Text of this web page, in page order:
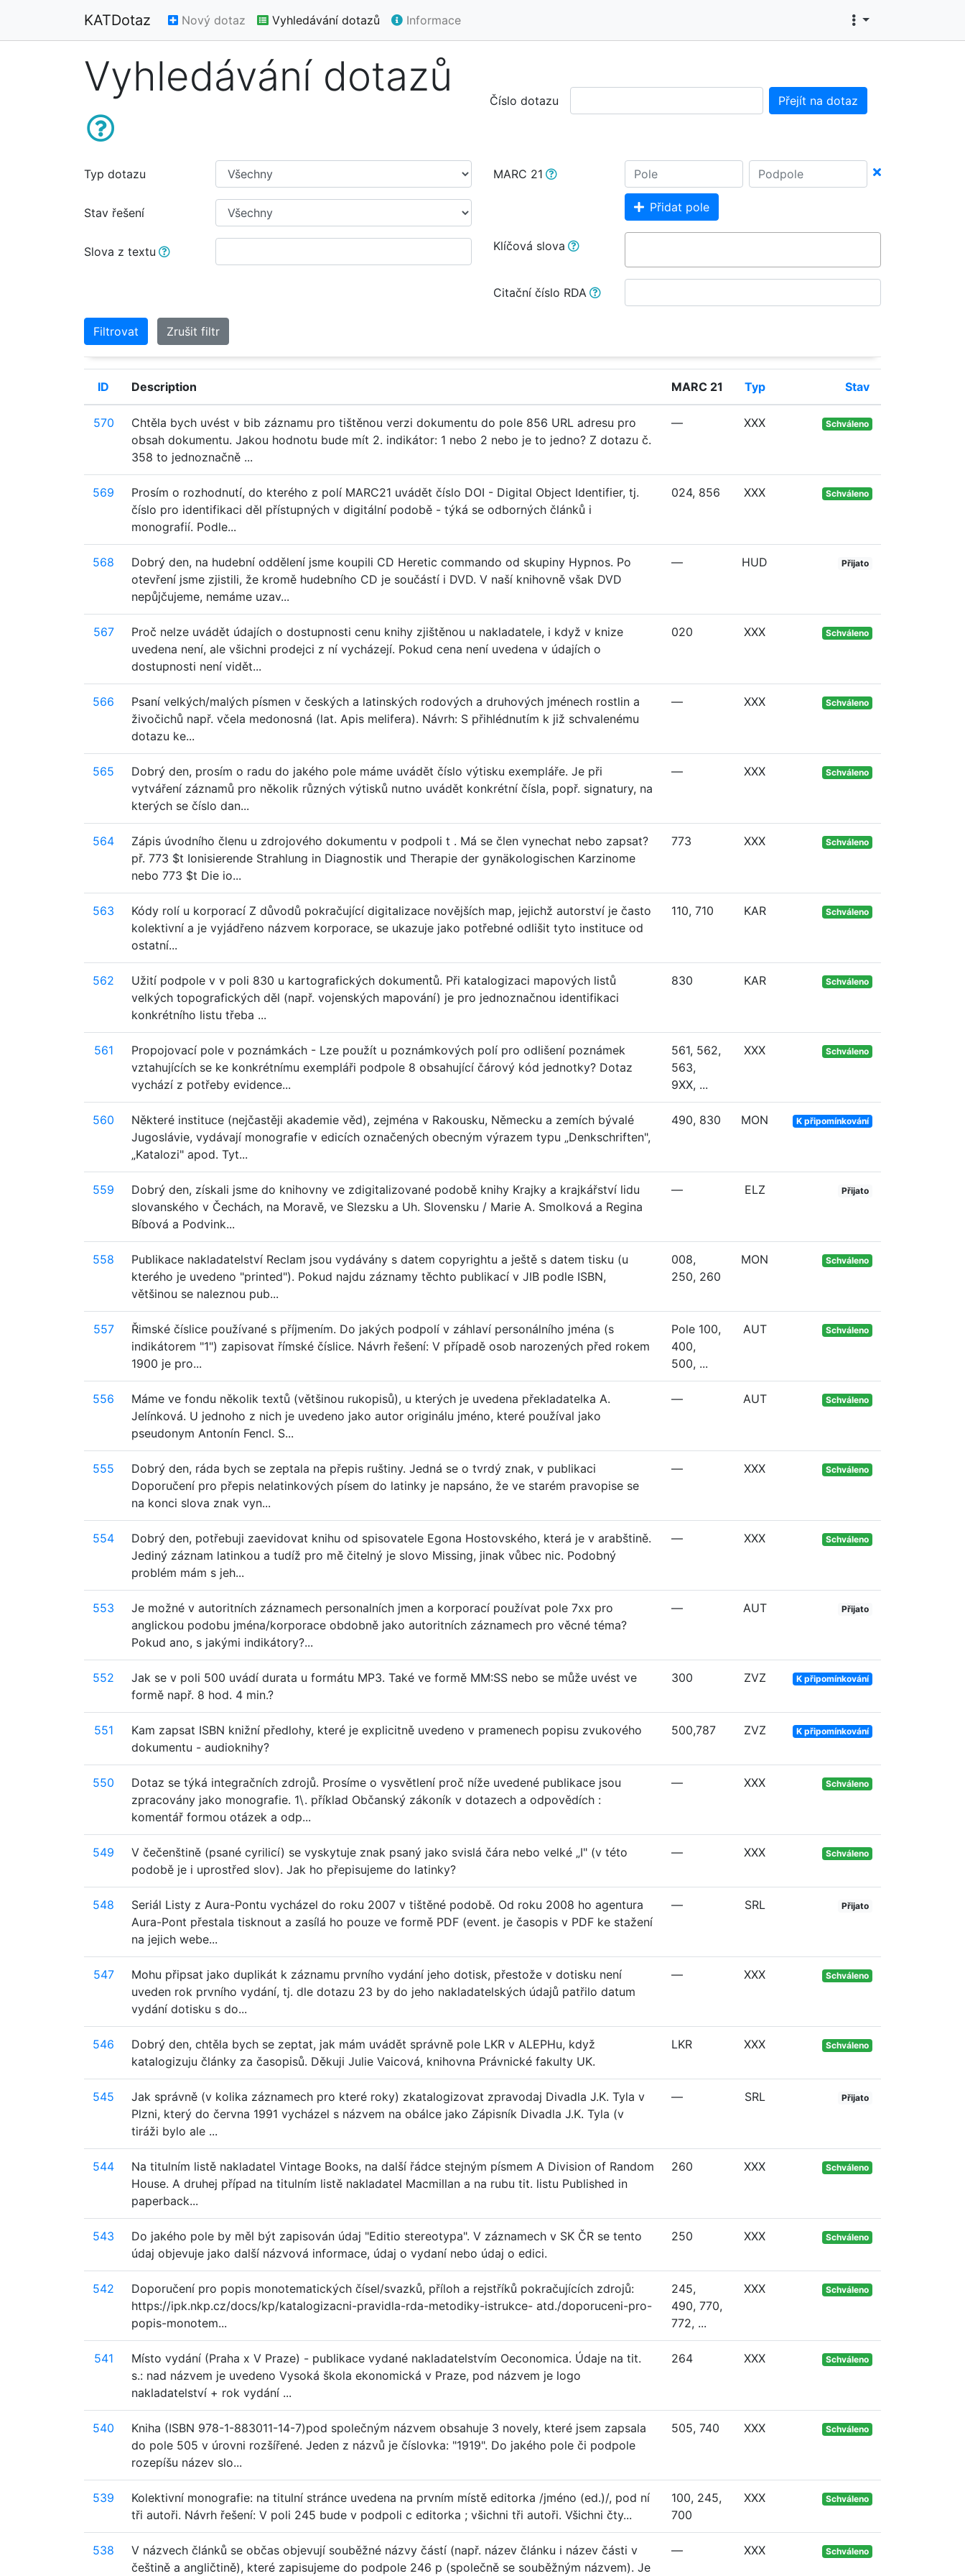
KATDotaz Nový dotaz Vyhledávání dotazů Informace
Vyhledávání dotazů Číslo dotazu Přejít na dotaz
Typ dotazu
Stav řešení
Slova z textu
MARC 21
Přidat pole
Klíčová slova
Citační číslo RDA
Filtrovat Zrušit filtr
ID Description MARC 21 Typ Stav
570
Chtěla bych uvést v bib záznamu pro tištěnou verzi dokumentu do pole 856 URL adresu pro
obsah dokumentu. Jakou hodnotu bude mít 2. indikátor: 1 nebo 2 nebo je to jedno? Z dotazu č.
358 to jednoznačně ...
— XXX Schváleno
569
Prosím o rozhodnutí, do kterého z polí MARC21 uvádět číslo DOI - Digital Object Identifier, tj.
číslo pro identifikaci děl přístupných v digitální podobě - týká se odborných článků i
monografií. Podle...
024, 856 XXX Schváleno
568
Dobrý den, na hudební oddělení jsme koupili CD Heretic commando od skupiny Hypnos. Po
otevření jsme zjistili, že kromě hudebního CD je součástí i DVD. V naší knihovně však DVD
nepůjčujeme, nemáme uzav...
— HUD Přijato
567
Proč nelze uvádět údajích o dostupnosti cenu knihy zjištěnou u nakladatele, i když v knize
uvedena není, ale všichni prodejci z ní vycházejí. Pokud cena není uvedena v údajích o
dostupnosti není vidět...
020 XXX Schváleno
566
Psaní velkých/malých písmen v českých a latinských rodových a druhových jménech rostlin a
živočichů např. včela medonosná (lat. Apis melifera). Návrh: S přihlédnutím k již schvalenému
dotazu ke...
— XXX Schváleno
565
Dobrý den, prosím o radu do jakého pole máme uvádět číslo výtisku exempláře. Je při
vytváření záznamů pro několik různých výtisků nutno uvádět konkrétní čísla, popř. signatury, na
kterých se číslo dan...
— XXX Schváleno
564
Zápis úvodního členu u zdrojového dokumentu v podpoli t . Má se člen vynechat nebo zapsat?
př. 773 $t Ionisierende Strahlung in Diagnostik und Therapie der gynäkologischen Karzinome
nebo 773 $t Die io...
773 XXX Schváleno
563
Kódy rolí u korporací Z důvodů pokračující digitalizace novějších map, jejichž autorství je často
kolektivní a je vyjádřeno názvem korporace, se ukazuje jako potřebné odlišit tyto instituce od
ostatní...
110, 710 KAR Schváleno
562
Užití podpole v v poli 830 u kartografických dokumentů. Při katalogizaci mapových listů
velkých topografických děl (např. vojenských mapování) je pro jednoznačnou identifikaci
konkrétního listu třeba ...
830 KAR Schváleno
561
Propojovací pole v poznámkách - Lze použít u poznámkových polí pro odlišení poznámek
vztahujících se ke konkrétnímu exempláři podpole 8 obsahující čárový kód jednotky? Dotaz
vychází z potřeby evidence...
561, 562,
563,
9XX, ...
XXX Schváleno
560
Některé instituce (nejčastěji akademie věd), zejména v Rakousku, Německu a zemích bývalé
Jugoslávie, vydávají monografie v edicích označených obecným výrazem typu „Denkschriften",
„Katalozi" apod. Tyt...
490, 830 MON K připomínkování
559
Dobrý den, získali jsme do knihovny ve zdigitalizované podobě knihy Krajky a krajkářství lidu
slovanského v Čechách, na Moravě, ve Slezsku a Uh. Slovensku / Marie A. Smolková a Regina
Bíbová a Podvink...
— ELZ Přijato
558
Publikace nakladatelství Reclam jsou vydávány s datem copyrightu a ještě s datem tisku (u
kterého je uvedeno "printed"). Pokud najdu záznamy těchto publikací v JIB podle ISBN,
většinou se naleznou pub...
008,
250, 260
MON Schváleno
557
Řimské číslice používané s příjmením. Do jakých podpolí v záhlaví personálního jména (s
indikátorem "1") zapisovat římské číslice. Návrh řešení: V případě osob narozených před rokem
1900 je pro...
Pole 100,
400,
500, ...
AUT Schváleno
556
Máme ve fondu několik textů (většinou rukopisů), u kterých je uvedena překladatelka A.
Jelínková. U jednoho z nich je uvedeno jako autor originálu jméno, které používal jako
pseudonym Antonín Fencl. S...
— AUT Schváleno
555
Dobrý den, ráda bych se zeptala na přepis ruštiny. Jedná se o tvrdý znak, v publikaci
Doporučení pro přepis nelatinkových písem do latinky je napsáno, že ve starém pravopise se
na konci slova znak vyn...
— XXX Schváleno
554
Dobrý den, potřebuji zaevidovat knihu od spisovatele Egona Hostovského, která je v arabštině.
Jediný záznam latinkou a tudíž pro mě čitelný je slovo Missing, jinak vůbec nic. Podobný
problém mám s jeh...
— XXX Schváleno
553
Je možné v autoritních záznamech personalních jmen a korporací používat pole 7xx pro
anglickou podobu jména/korporace obdobně jako autoritních záznamech pro věcné téma?
Pokud ano, s jakými indikátory?...
— AUT Přijato
552
Jak se v poli 500 uvádí durata u formátu MP3. Také ve formě MM:SS nebo se může uvést ve
formě např. 8 hod. 4 min.?
300 ZVZ K připomínkování
551
Kam zapsat ISBN knižní předlohy, které je explicitně uvedeno v pramenech popisu zvukového
dokumentu - audioknihy?
500,787 ZVZ K připomínkování
550
Dotaz se týká integračních zdrojů. Prosíme o vysvětlení proč níže uvedené publikace jsou
zpracovány jako monografie. 1\. příklad Občanský zákoník v dotazech a odpovědích :
komentář formou otázek a odp...
— XXX Schváleno
549
V čečenštině (psané cyrilicí) se vyskytuje znak psaný jako svislá čára nebo velké „I" (v této
podobě je i uprostřed slov). Jak ho přepisujeme do latinky?
— XXX Schváleno
548
Seriál Listy z Aura-Pontu vycházel do roku 2007 v tištěné podobě. Od roku 2008 ho agentura
Aura-Pont přestala tisknout a zasílá ho pouze ve formě PDF (event. je časopis v PDF ke stažení
na jejich webe...
— SRL Přijato
547
Mohu připsat jako duplikát k záznamu prvního vydání jeho dotisk, přestože v dotisku není
uveden rok prvního vydání, tj. dle dotazu 23 by do jeho nakladatelských údajů patřilo datum
vydání dotisku s do...
— XXX Schváleno
546
Dobrý den, chtěla bych se zeptat, jak mám uvádět správně pole LKR v ALEPHu, když
katalogizuju články za časopisů. Děkuji Julie Vaicová, knihovna Právnické fakulty UK.
LKR XXX Schváleno
545
Jak správně (v kolika záznamech pro které roky) zkatalogizovat zpravodaj Divadla J.K. Tyla v
Plzni, který do června 1991 vycházel s názvem na obálce jako Zápisník Divadla J.K. Tyla (v
tiráži bylo ale ...
— SRL Přijato
544
Na titulním listě nakladatel Vintage Books, na další řádce stejným písmem A Division of Random
House. A druhej případ na titulním listě nakladatel Macmillan a na rubu tit. listu Published in
paperback...
260 XXX Schváleno
543
Do jakého pole by měl být zapisován údaj "Editio stereotypa". V záznamech v SK ČR se tento
údaj objevuje jako další názvová informace, údaj o vydaní nebo údaj o edici.
250 XXX Schváleno
542
Doporučení pro popis monotematických čísel/svazků, příloh a rejstříků pokračujících zdrojů:
https://ipk.nkp.cz/docs/kp/katalogizacni-pravidla-rda-metodiky-istrukce- atd./doporuceni-pro-
popis-monotem...
245,
490, 770,
772, ...
XXX Schváleno
541
Místo vydání (Praha x V Praze) - publikace vydané nakladatelstvím Oeconomica. Údaje na tit.
s.: nad názvem je uvedeno Vysoká škola ekonomická v Praze, pod názvem je logo
nakladatelství + rok vydání ...
264 XXX Schváleno
540
Kniha (ISBN 978-1-883011-14-7)pod společným názvem obsahuje 3 novely, které jsem zapsala
do pole 505 v úrovni rozšířené. Jeden z názvů je číslovka: "1919". Do jakého pole či podpole
rozepíšu název slo...
505, 740 XXX Schváleno
539
Kolektivní monografie: na titulní stránce uvedena na prvním místě editorka /jméno (ed.)/, pod ní
tři autoři. Návrh řešení: V poli 245 bude v podpoli c editorka ; všichni tři autoři. Všichni čty...
100, 245,
700
XXX Schváleno
538
V názvech článků se občas objevují souběžné názvy částí (např. název článku i název části v
češtině a angličtině), které zapisujeme do podpole 246 p (společně se souběžným názvem). Je
— XXX Schváleno